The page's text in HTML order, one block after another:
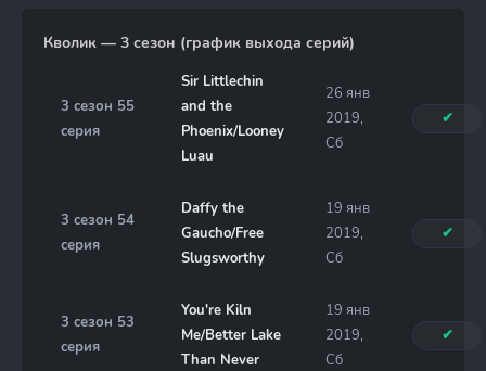
Кволик — 3 сезон (график выхода серий)
3 сезон 55
серия
Sir Littlechin
and the
Phoenix/Looney
Luau
26 янв
2019,
Сб
✔
3 сезон 54
серия
Daffy the
Gaucho/Free
Slugsworthy
19 янв
2019,
Сб
✔
3 сезон 53
серия
You're Kiln
Me/Better Lake
Than Never
19 янв
2019,
Сб
✔